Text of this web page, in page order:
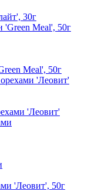
30г
Meal', 50г
'Леовит'